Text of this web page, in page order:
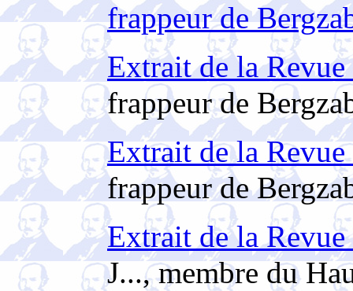
frappeur de
Extrait de la
frappeur de
Extrait de la
frappeur de
Extrait de la
J..., membre du